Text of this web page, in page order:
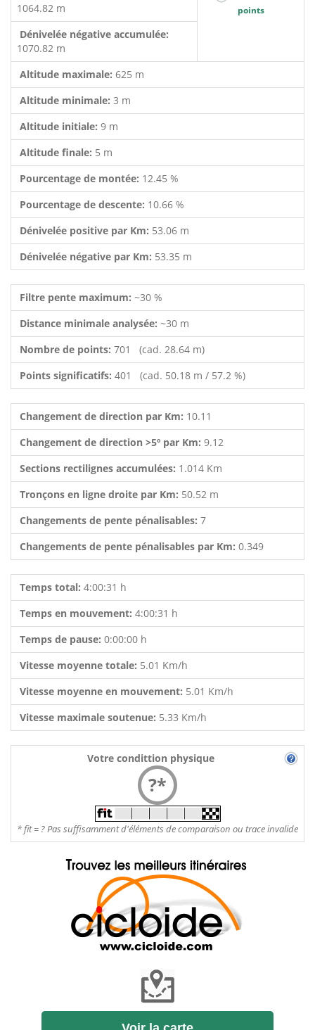
1064.82 m
points
Dénivelée négative accumulée:
1070.82 m
Altitude maximale: 625 m
Altitude minimale: 3 m
Altitude initiale: 9 m
Altitude finale: 5 m
Pourcentage de montée: 12.45 %
Pourcentage de descente: 10.66 %
Dénivelée positive par Km: 53.06 m
Dénivelée négative par Km: 53.35 m
Filtre pente maximum: ~30 %
Distance minimale analysée: ~30 m
Nombre de points: 701 (cad. 28.64 m)
Points significatifs: 401 (cad. 50.18 m / 57.2 %)
Changement de direction par Km: 10.11
Changement de direction >5º par Km: 9.12
Sections rectilignes accumulées: 1.014 Km
Tronçons en ligne droite par Km: 50.52 m
Changements de pente pénalisables: 7
Changements de pente pénalisables par Km: 0.349
Temps total: 4:00:31 h
Temps en mouvement: 4:00:31 h
Temps de pause: 0:00:00 h
Vitesse moyenne totale: 5.01 Km/h
Vitesse moyenne en mouvement: 5.01 Km/h
Vitesse maximale soutenue: 5.33 Km/h
Votre condittion physique
?*
* fit = ? Pas suffisamment d'éléments de comparaison ou trace invalide